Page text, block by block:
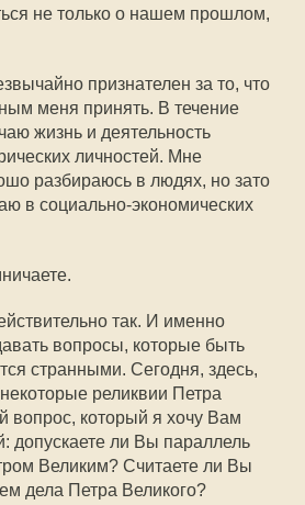
не только о нашем прошлом,
признателен за то, что
меня принять. В течение
жизнь и деятельность
личностей. Мне
разбираюсь в людях, но зато
в социально-экономических
так. И именно
вопросы, которые быть
странными. Сегодня, здесь,
реликвии Петра
вопрос, который я хочу Вам
допускаете ли Вы параллель
Великим? Считаете ли Вы
дела Петра Великого?